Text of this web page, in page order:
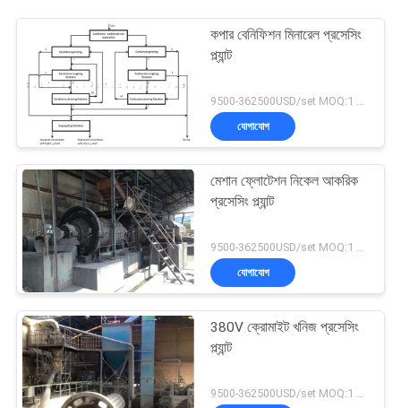
কপার বেনিফিশন মিনারেল প্রসেসিং
প্ল্যান্ট
9500-362500USD/set MOQ:1 সেট
যোগাযোগ
মেশান ফ্লোটেশন নিকেল আকরিক
প্রসেসিং প্ল্যান্ট
যোগাযোগ
380V ক্রোমাইট খনিজ প্রসেসিং
প্ল্যান্ট